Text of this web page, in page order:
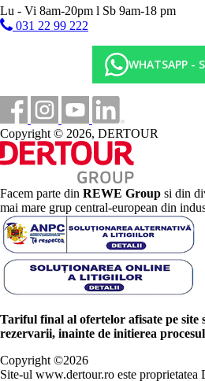
Lu - Vi 8am-20pm l Sb 9am-18 pm
031 22 99 222
WHATSAPP -
Copyright © 2026, DERTOUR
Facem parte din REWE Group si din
mai mare grup central-european din
Tariful final al ofertelor afisate pe site
rezervarii, inainte de initierea
Copyright ©2026
Site-ul www.dertour.ro este